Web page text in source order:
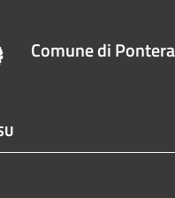
Comune di